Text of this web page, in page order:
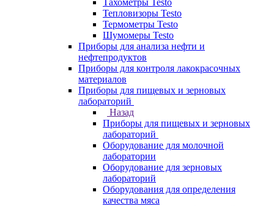
Тахометры Testo
Тепловизоры Testo
Термометры Testo
Шумомеры Testo
Приборы для анализа нефти и
нефтепродуктов
Приборы для контроля лакокрасочных
материалов
Приборы для пищевых и зерновых
лабораторий
Назад
Приборы для пищевых и зерновых
лабораторий
Оборудование для молочной
лаборатории
Оборудование для зерновых
лабораторий
Оборудования для определения
качества мяса